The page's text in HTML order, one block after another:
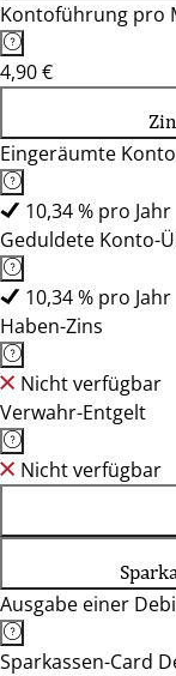
Kontoführung pro
4,90 €
Eingeräumte
10,34 % pro Jahr
Geduldete Konto-
10,34 % pro Jahr
Haben-Zins
Nicht verfügbar
Verwahr-Entgelt
Nicht verfügbar
Ausgabe einer
Sparkassen-Card